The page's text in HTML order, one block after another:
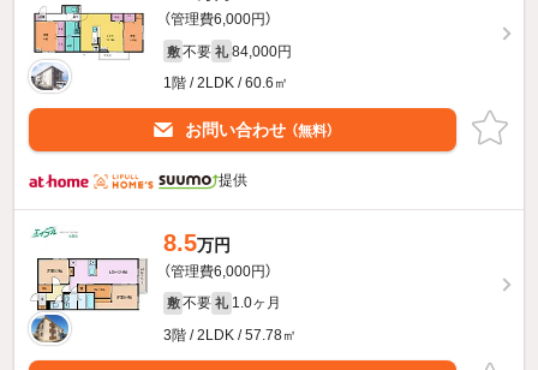
（管理費6,000円）
敷 不要 礼 84,000円
1階 / 2LDK / 60.6㎡
お問い合わせ （無料）
提供
8.5万円
（管理費6,000円）
敷 不要 礼 1.0ヶ月
3階 / 2LDK / 57.78㎡